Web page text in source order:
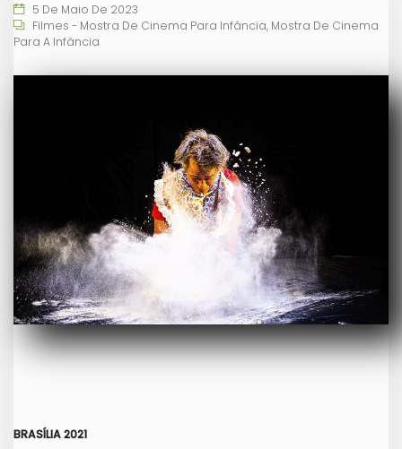
5 De Maio De 2023
Filmes - Mostra De Cinema Para Infância, Mostra De Cinema
Para A Infância
BRASÍLIA 2021